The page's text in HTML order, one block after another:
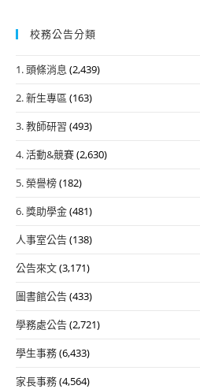
校務公告分類
1. 頭條消息 (2,439)
2. 新生專區 (163)
3. 教師研習 (493)
4. 活動&競賽(2,630)
5. 榮譽榜(182)
6. 獎助學金(481)
人事室公告(138)
公告來文(3,171)
圖書館公告(433)
學務處公告(2,721)
學生事務(6,433)
家長事務(4,564)